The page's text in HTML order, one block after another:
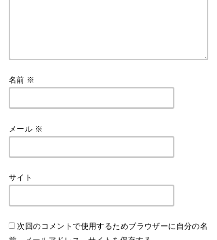
名前 ※
メール ※
サイト
次回のコメントで使用するためブラウザーに自分の名